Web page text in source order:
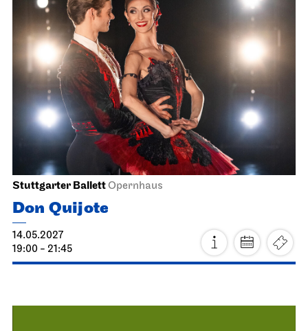
Schauspiel Stuttgart Kammertheater
Faust neo
20.04.2027
19:30
Fr, 23.04.2027